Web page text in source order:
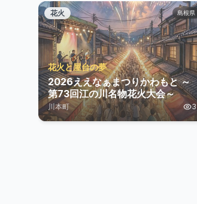
花火 島根県
花火と屋台の夢
2026ええなぁまつりかわもと ～
第73回江の川名物花火大会～
川本町 3